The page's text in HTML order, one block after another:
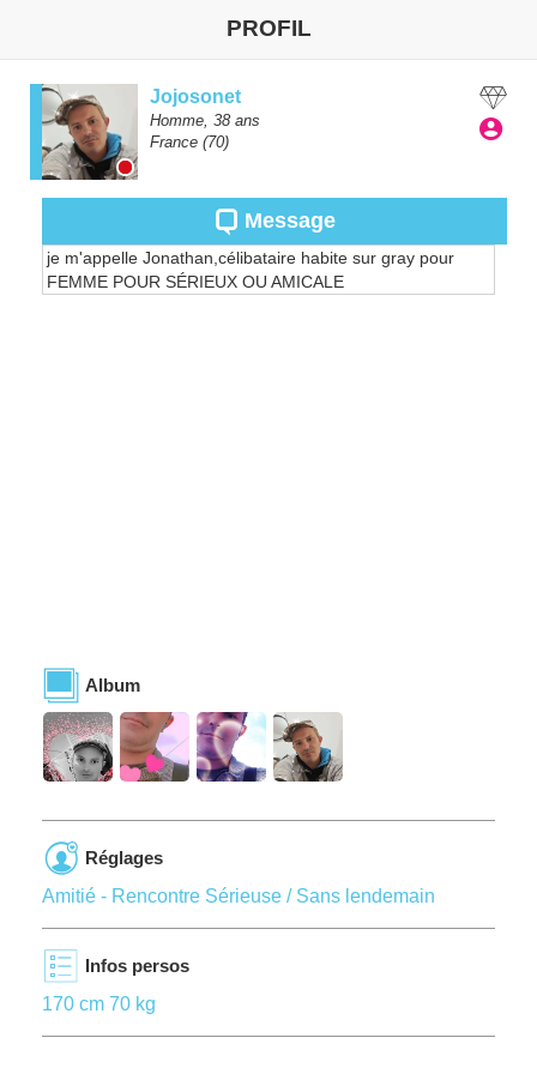
PROFIL
Jojosonet
Homme, 38 ans
France (70)
Message
je m'appelle Jonathan,célibataire habite sur gray pour
FEMME POUR SÉRIEUX OU AMICALE
Album
Réglages
Amitié - Rencontre Sérieuse / Sans lendemain
Infos persos
170 cm 70 kg